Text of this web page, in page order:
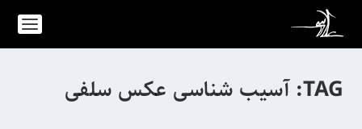
TAG: آسیب شناسی عکس سلفی